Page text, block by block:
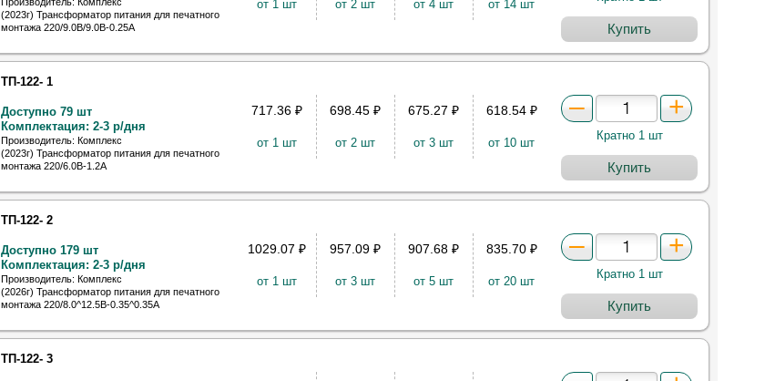
(2023г) Трансформатор питания для печатного
монтажа 220/9.0В/9.0В-0.25А
от 1 шт от 2 шт от 4 шт от 14 шт
Купить
ТП-122- 1
Доступно 79 шт
Комплектация: 2-3 р/дня
Производитель: Комплекс
(2023г) Трансформатор питания для печатного
монтажа 220/6.0В-1.2А
717.36 ₽
от 1 шт
698.45₽
от 2 шт
675.27₽
от 3 шт
618.54 ₽
от 10 шт
Кратно 1 шт
Купить
ТП-122- 2
Доступно 179 шт
Комплектация: 2-3 р/дня
Производитель: Комплекс
(2026г) Трансформатор питания для печатного
монтажа 220/8.0^12.5В-0.35^0.35А
1029.07 ₽
от 1 шт
957.09₽
от 3 шт
907.68₽
от 5 шт
835.70 ₽
от 20 шт
Кратно 1 шт
Купить
ТП-122- 3